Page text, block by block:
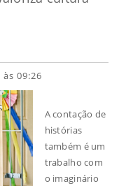
09:26
A contação de
histórias
também é um
trabalho com
o imaginário